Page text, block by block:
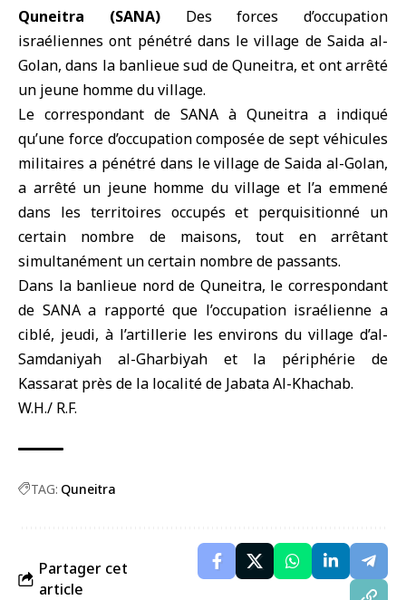
Quneitra (SANA) Des forces d’occupation
israéliennes ont pénétré dans le village de Saida al-
Golan, dans la banlieue sud deQuneitra, et ont arrêté
un jeune homme du village.
Le correspondant de SANA à Quneitra a indiqué
qu’une force d’occupation composée de sept véhicules
militaires a pénétré dans le village de Saida al-Golan,
a arrêté un jeune homme du village et l’a emmené
dans les territoires occupés et perquisitionné un
certain nombre de maisons, tout en arrêtant
simultanément un certain nombre de passants.
Dans la banlieue nord de Quneitra, le correspondant
de SANA a rapporté que l’occupation israélienne a
ciblé, jeudi, à l’artillerie les environs du village d’al-
Samdaniyah al-Gharbiyah et la périphérie de
Kassarat près de la localité de Jabata Al-Khachab.
W.H./ R.F.
TAG: Quneitra
Partager cet
article